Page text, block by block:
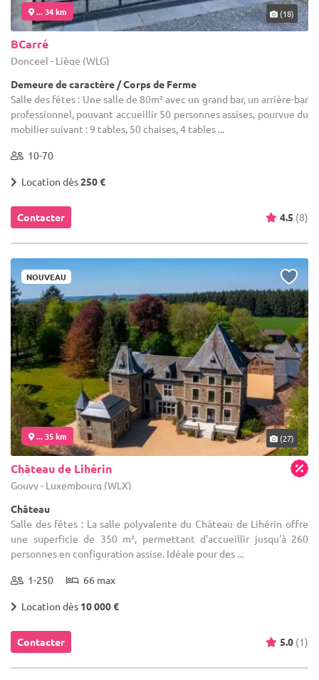
... 34 km (18)
BCarré
Donceel - Liège (WLG)
Demeure de caractère / Corps de Ferme
Salle des fêtes : Une salle de 80m² avec un grand bar, un arrière-bar
professionnel, pouvant accueillir 50 personnes assises, pourvue du
mobilier suivant : 9 tables, 50 chaises, 4 tables ...
10-70
Location dès250 €
Contacter 4.5 (8)
NOUVEAU
... 35 km (27)
Château de Lihérin
Gouvy - Luxembourg (WLX)
Château
Salle des fêtes : La salle polyvalente du Château de Lihérin offre
une superficie de 350 m², permettant d'accueillir jusqu'à 260
personnes en configuration assise. Idéale pour des ...
1-250 66 max
Location dès 10 000 €
Contacter 5.0 (1)